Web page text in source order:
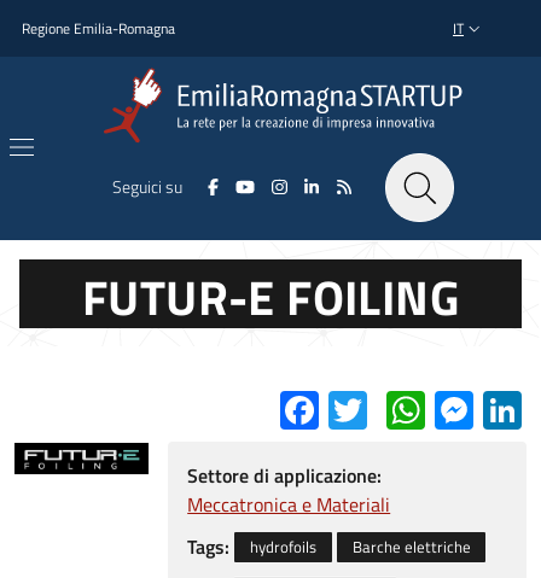
Regione Emilia-Romagna SELETTORE
IT
Seguici su
FUTUR-E FOILING
Facebook
Twitter
Settore di applicazione:
Meccatronica e Materiali
Tags:
hydrofoils
Barche elettriche